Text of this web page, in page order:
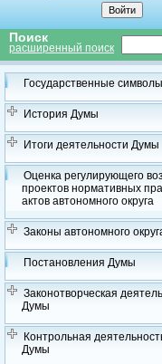
Поиск
расширенный поиск
Государственные
История Думы
Итоги деятельности Думы
Оценка регулирующего
проектов нормативных
актов автономного округа
Законы автономного
Постановления Думы
Законотворческая
Думы
Контрольная
Думы